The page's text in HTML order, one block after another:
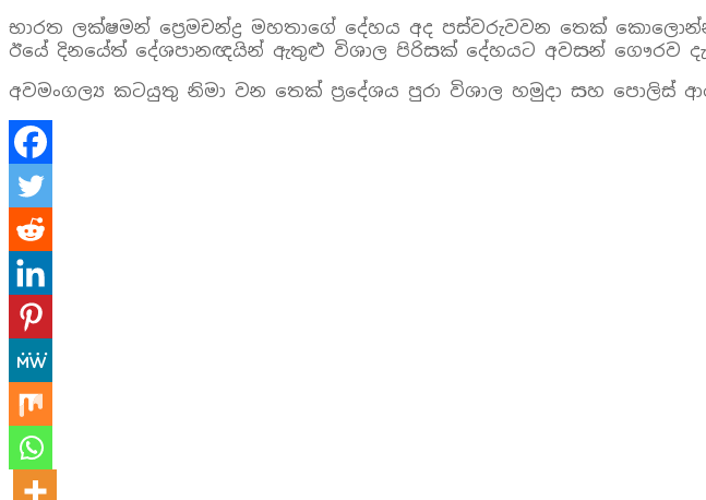
භාරත ලක්ෂමන් ප්‍රෙමචන්ද්‍ර මහතාගේ දේහය අද පස්වරුවවන තෙක්
ඊයේ දිනයේත් දේශපානඥයින් ඇතුළු විශාල පිරිසක් දේහයට අවසන් ගෞරව
අවමංගල්‍ය කටයුතු නිමා වන තෙක් ප‍්‍රදේශය පුරා විශාල හමුදා සහ පොලිස්